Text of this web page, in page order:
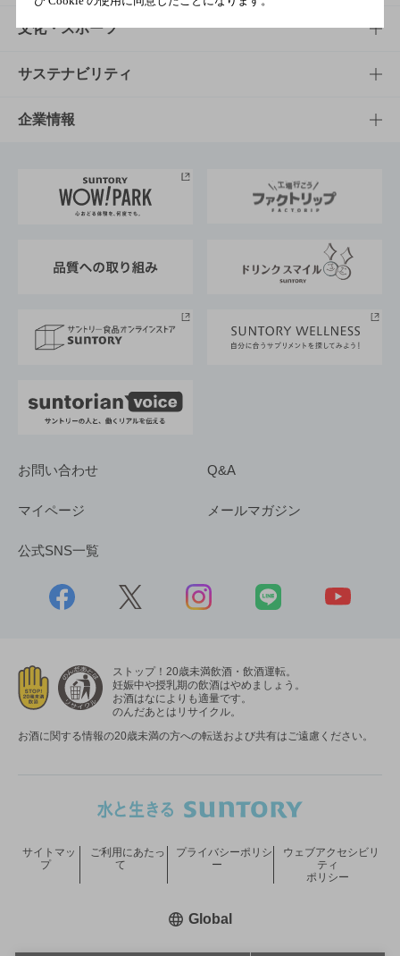
商品一覧
商品発売情報
栄養成分一覧
知る・楽しむTOP
キャンペーン
工場見学
地域情報
文化・スポーツ
文化・スポーツTOP
サントリーホール
サントリーサンバーズ大阪
サステナビリティ
サステナビリティTOP
サントリーが考えるサステナビリティ経営
企業情報
企業概要
採用情報
お問い合わせ Q&A
マイページ メールマガジン
公式SNS一覧
ストップ！20歳未満飲酒・飲酒運転。
妊娠中や授乳期の飲酒はやめましょう。
お酒はなによりも適量です。
のんだあとはリサイクル。
お酒に関する情報の20歳未満の方への転送および共有はご遠慮ください。
サイトマッ
プ
ご利用にあたっ
て
プライバシーポリシ
ー
ウェブアクセシビリ
ティ
ポリシー
Global新しいウィンドウで開く